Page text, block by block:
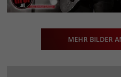
MEHR BILDER